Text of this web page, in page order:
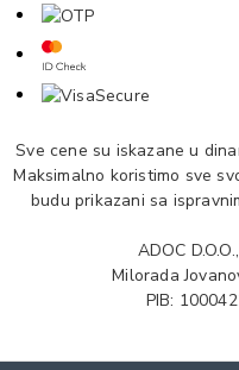
Sve cene su iskazane u
Maksimalno koristimo sve
budu prikazani sa
ADOC
Milorada
PIB: